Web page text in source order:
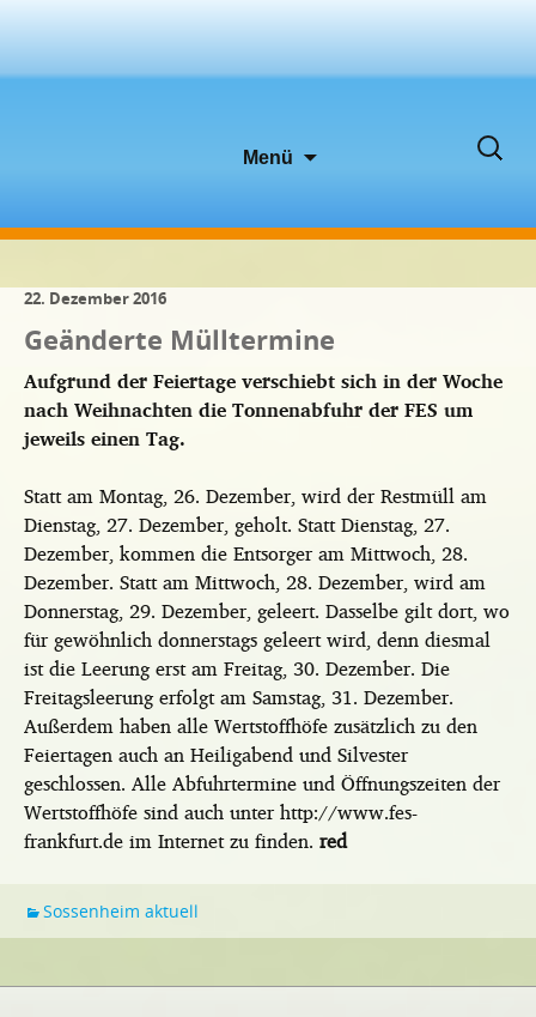
Menü
Suchen
22. Dezember 2016
Geänderte Mülltermine
Aufgrund der Feiertage verschiebt sich in der Woche
nach Weihnachten die Tonnenabfuhr der FES um
jeweils einen Tag.
Statt am Montag, 26. Dezember, wird der Restmüll am
Dienstag, 27. Dezember, geholt. Statt Dienstag, 27.
Dezember, kommen die Entsorger am Mittwoch, 28.
Dezember. Statt am Mittwoch, 28. Dezember, wird am
Donnerstag, 29. Dezember, geleert. Dasselbe gilt dort, wo
für gewöhnlich donnerstags geleert wird, denn diesmal
ist die Leerung erst am Freitag, 30. Dezember. Die
Freitagsleerung erfolgt am Samstag, 31. Dezember.
Außerdem haben alle Wertstoffhöfe zusätzlich zu den
Feiertagen auch an Heiligabend und Silvester
geschlossen. Alle Abfuhrtermine und Öffnungszeiten der
Wertstoffhöfe sind auch unter http://www.fes-
frankfurt.de im Internet zu finden. red
Sossenheim aktuell